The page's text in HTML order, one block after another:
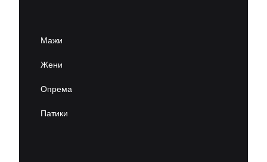
Мажи
Жени
Опрема
Патики